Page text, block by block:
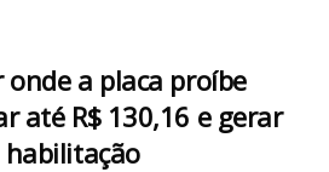
onde a placa proíbe
até R$ 130,16 e gerar